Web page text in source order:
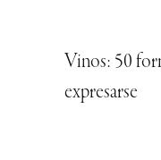
Vinos: 50
expresarse